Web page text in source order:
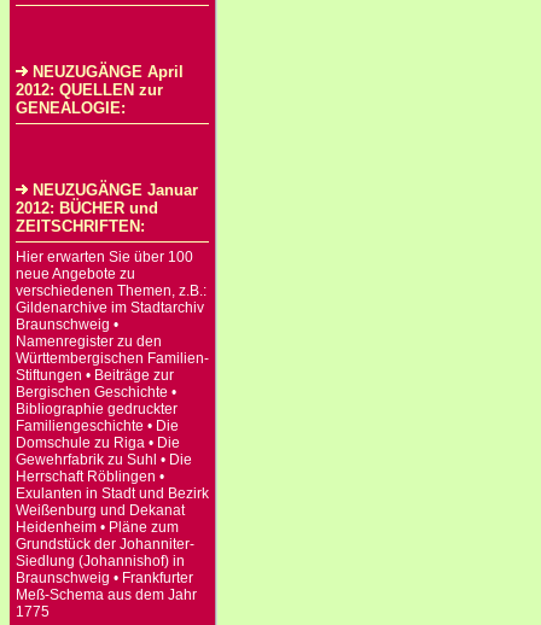
NEUZUGÄNGE April
2012: QUELLEN zur
GENEALOGIE:
NEUZUGÄNGE Januar
2012: BÜCHER und
ZEITSCHRIFTEN:
Hier erwarten Sie über 100
neue Angebote zu
verschiedenen Themen, z.B.:
Gildenarchive im Stadtarchiv
Braunschweig •
Namenregister zu den
Württembergischen Familien-
Stiftungen • Beiträge zur
Bergischen Geschichte •
Bibliographie gedruckter
Familiengeschichte • Die
Domschule zu Riga • Die
Gewehrfabrik zu Suhl • Die
Herrschaft Röblingen •
Exulanten in Stadt und Bezirk
Weißenburg und Dekanat
Heidenheim • Pläne zum
Grundstück der Johanniter-
Siedlung (Johannishof) in
Braunschweig • Frankfurter
Meß-Schema aus dem Jahr
1775